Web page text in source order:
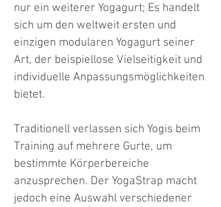
nur ein weiterer Yogagurt; Es handelt
sich um den weltweit ersten und
einzigen modularen Yogagurt seiner
Art, der beispiellose Vielseitigkeit und
individuelle Anpassungsmöglichkeiten
bietet.
Traditionell verlassen sich Yogis beim
Training auf mehrere Gurte, um
bestimmte Körperbereiche
anzusprechen. Der YogaStrap macht
jedoch eine Auswahl verschiedener